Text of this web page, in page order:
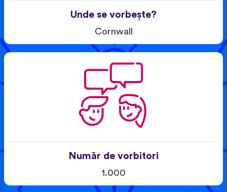
Unde se vorbește?
Cornwall
Număr de vorbitori
1.000